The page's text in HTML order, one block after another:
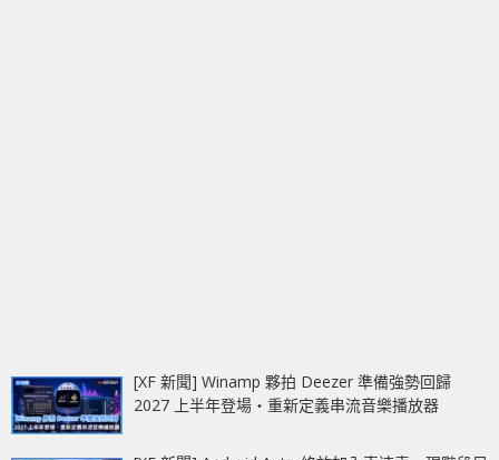
[XF 新聞] Winamp 夥拍 Deezer 準備強勢回歸
2027 上半年登場‧重新定義串流音樂播放器